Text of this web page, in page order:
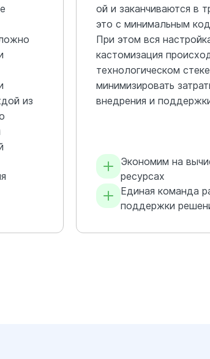
из
ой и заканчиваются в
это с минимальным
При этом вся
кастомизация
технологическом
минимизировать
внедрения и
Экономим на
ресурсах
Единая команда
поддержки